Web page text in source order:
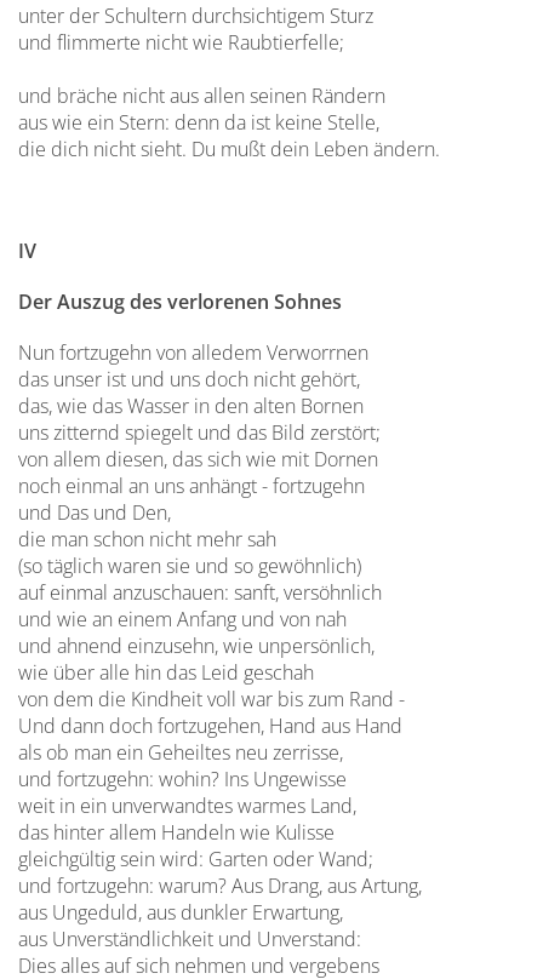
unter der Schultern durchsichtigem Sturz
und flimmerte nicht wie Raubtierfelle;
und bräche nicht aus allen seinen Rändern
aus wie ein Stern: denn da ist keine Stelle,
die dich nicht sieht. Du mußt dein Leben ändern.
IV
Der Auszug des verlorenen Sohnes
Nun fortzugehn von alledem Verworrnen
das unser ist und uns doch nicht gehört,
das, wie das Wasser in den alten Bornen
uns zitternd spiegelt und das Bild zerstört;
von allem diesen, das sich wie mit Dornen
noch einmal an uns anhängt - fortzugehn
und Das und Den,
die man schon nicht mehr sah
(so täglich waren sie und so gewöhnlich)
auf einmal anzuschauen: sanft, versöhnlich
und wie an einem Anfang und von nah
und ahnend einzusehn, wie unpersönlich,
wie über alle hin das Leid geschah
von dem die Kindheit voll war bis zum Rand -
Und dann doch fortzugehen, Hand aus Hand
als ob man ein Geheiltes neu zerrisse,
und fortzugehn: wohin? Ins Ungewisse
weit in ein unverwandtes warmes Land,
das hinter allem Handeln wie Kulisse
gleichgültig sein wird: Garten oder Wand;
und fortzugehn: warum? Aus Drang, aus Artung,
aus Ungeduld, aus dunkler Erwartung,
aus Unverständlichkeit und Unverstand:
Dies alles auf sich nehmen und vergebens